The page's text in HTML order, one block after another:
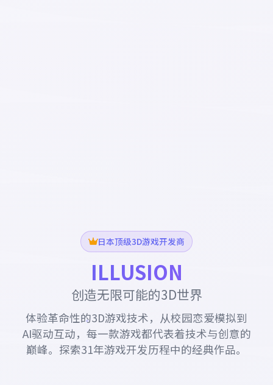
日本顶级3D游戏开发商
ILLUSION
创造无限可能的3D世界
体验革命性的3D游戏技术，从校园恋爱模拟到
AI驱动互动，每一款游戏都代表着技术与创意的
巅峰。探索31年游戏开发历程中的经典作品。